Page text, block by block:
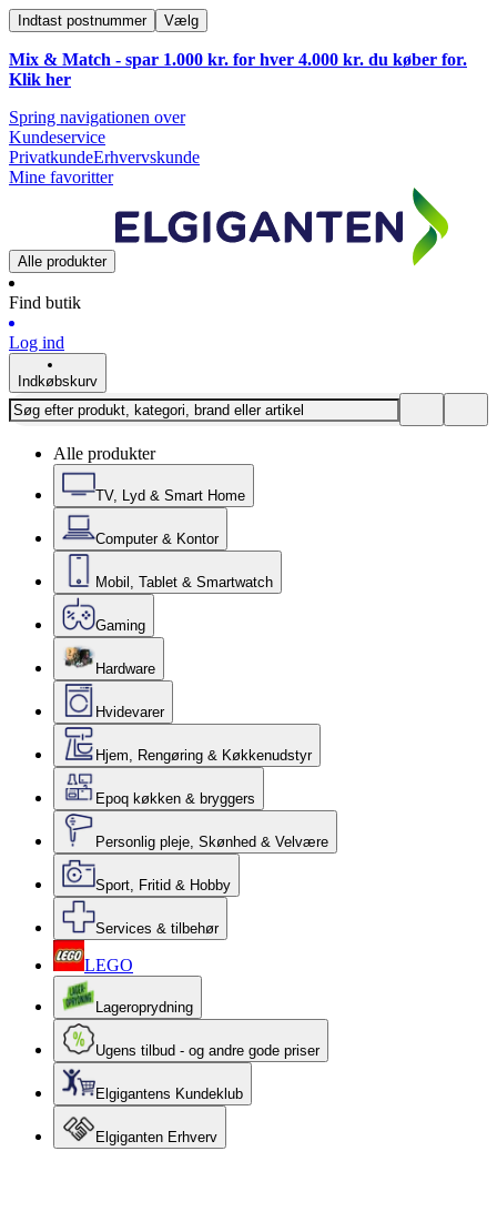
Indtast postnummer Vælg
Mix & Match - spar 1.000 kr. for hver 4.000 kr. du køber for.
Klik her
Spring navigationen over
Kundeservice
PrivatkundeErhvervskunde
Mine favoritter
Alle produkter
Find butik
Log ind
Indkøbskurv
Alle produkter
TV, Lyd & Smart Home
Computer & Kontor
Mobil, Tablet & Smartwatch
Gaming
Hardware
Hvidevarer
Hjem, Rengøring & Køkkenudstyr
Epoq køkken & bryggers
Personlig pleje, Skønhed & Velvære
Sport, Fritid & Hobby
Services & tilbehør
LEGO
Lageroprydning
Ugens tilbud - og andre gode priser
Elgigantens Kundeklub
Elgiganten Erhverv